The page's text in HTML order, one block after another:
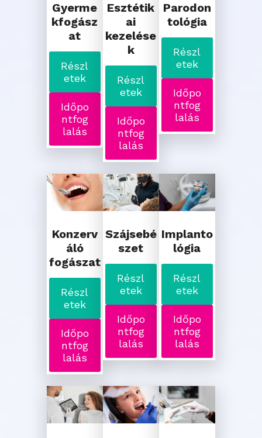
Gyerme
kfogász
at
Részl
etek
Időpo
ntfog
lalás
Esztétik
ai
kezelése
k
Részl
etek
Időpo
ntfog
lalás
Parodon
tológia
Részl
etek
Időpo
ntfog
lalás
Konzerv
áló
fogászat
Részl
etek
Időpo
ntfog
lalás
Szájsebé
szet
Részl
etek
Időpo
ntfog
lalás
Implanto
lógia
Részl
etek
Időpo
ntfog
lalás